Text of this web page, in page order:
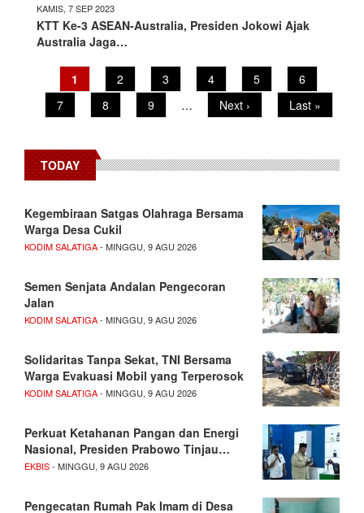
KAMIS, 7 SEP 2023
KTT Ke-3 ASEAN-Australia, Presiden Jokowi Ajak
Australia Jaga…
PaginationCurrent
page
1 Page
2 Page
3 Page
4 Page
5 Page
6
Page
7 Page
8 Page
9 …
Next
page
Next ›
Last
page
Last »
TODAY
Kegembiraan Satgas Olahraga Bersama
Warga Desa Cukil
KODIM SALATIGA- MINGGU, 9 AGU 2026
Semen Senjata Andalan Pengecoran
Jalan
KODIM SALATIGA- MINGGU, 9 AGU 2026
Solidaritas Tanpa Sekat, TNI Bersama
Warga Evakuasi Mobil yang Terperosok
KODIM SALATIGA- MINGGU, 9 AGU 2026
Perkuat Ketahanan Pangan dan Energi
Nasional, Presiden Prabowo Tinjau…
EKBIS- MINGGU, 9 AGU 2026
Pengecatan Rumah Pak Imam di Desa